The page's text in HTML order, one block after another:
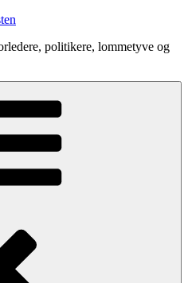
politikere, lommetyve og